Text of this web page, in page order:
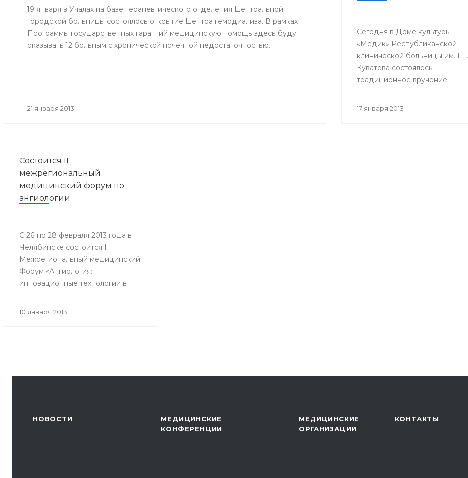
посвященные Всемирному дню
борьбы против рака.
19 января в Учалах на базе терапевтического отделения Центральной
городской больницы состоялось открытие Центра гемодиализа. В рамках
Программы государственных гарантий медицинскую помощь здесь будут
оказывать 12 больным с хронической почечной недостаточностью.
21 января 2013
Сегодня в Доме культуры
«Медик» Республиканской
клинической больницы им. Г.Г.
Куватова состоялось
традиционное вручение
17 января 2013
Состоится II
межрегиональный
медицинский форум по
ангиологии
С 26 по 28 февраля 2013 года в
Челябинске состоится II
Межрегиональный медицинский
Форум «Ангиология:
инновационные технологии в
10 января 2013
НОВОСТИ
МЕДИЦИНСКИЕ
КОНФЕРЕНЦИИ
МЕДИЦИНСКИЕ
ОРГАНИЗАЦИИ
КОНТАКТЫ